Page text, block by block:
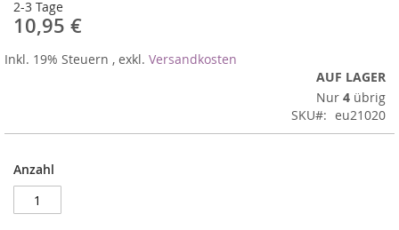
2-3 Tage
10,95 €
Inkl. 19% Steuern , exkl. Versandkosten
AUF LAGER
Nur 4 übrig
SKU
eu21020
Anzahl